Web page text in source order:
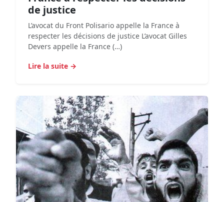
de justice
L’avocat du Front Polisario appelle la France à
respecter les décisions de justice L’avocat Gilles
Devers appelle la France (…)
Lire la suite →